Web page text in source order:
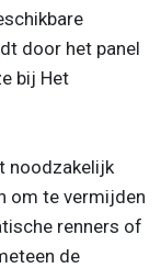
door het panel
bij Het
noodzakelijk
om te vermijden
renners of
de